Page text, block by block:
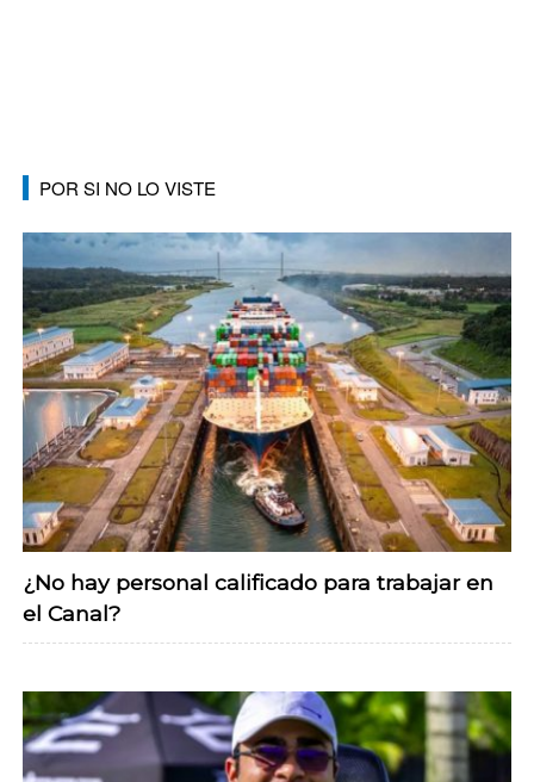
POR SI NO LO VISTE
¿No hay personal calificado para trabajar en
el Canal?